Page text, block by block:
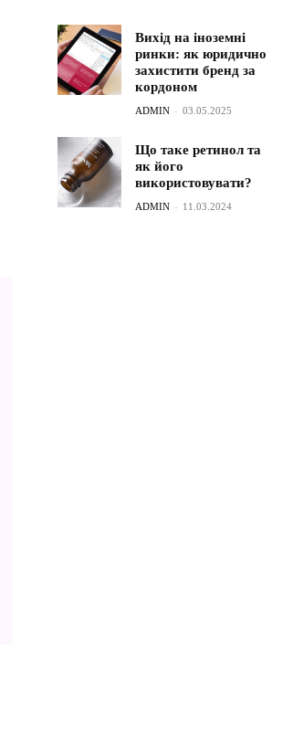
Вихід на іноземні
ринки: як юридично
захистити бренд за
кордоном
ADMIN - 03.05.2025
Що таке ретинол та
як його
використовувати?
ADMIN - 11.03.2024